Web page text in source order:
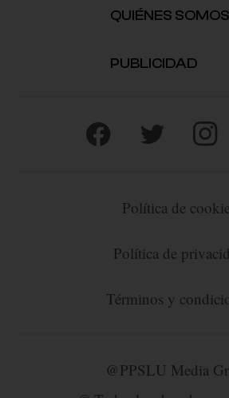
QUIÉNES SOMOS
PUBLICIDAD
Política de
Política de
Términos y
@PPSLU Media